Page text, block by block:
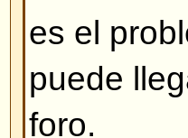
opción al
hacer esto si
compartido,
etc.